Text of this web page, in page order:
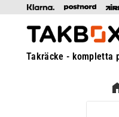
Takräcke - kompletta